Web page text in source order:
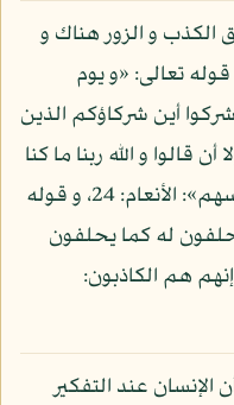
و الزور هناك و
تعالى: «و يوم
أين شركاؤكم الذين
قالوا و الله ربنا ما كنا
مشركين انظر كيف كذبوا على أنفسهم»: الأنعام: 24، و قوله
له كما يحلفون
هم الكاذبون:
عند التفكير